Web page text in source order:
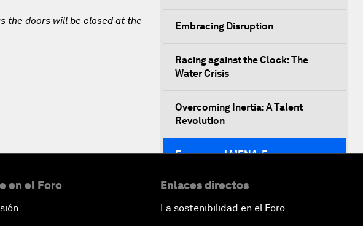
the doors will be closed at the
Embracing Disruption
Racing against the Clock: The
Water Crisis
Overcoming Inertia: A Talent
Revolution
Europe and MENA: From
Destiny
Enabling a Generational
en el Foro Enlaces directos
La sostenibilidad en el Foro